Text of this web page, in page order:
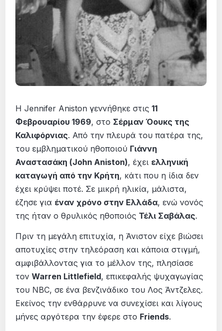
Η Jennifer Aniston γεννήθηκε στις11
Φεβρουαρίου 1969, στο Σέρμαν Όουκς της
Καλιφόρνιας. Από την πλευρά του πατέρα της,
του εμβληματικού ηθοποιού Γιάννη
Αναστασάκη (John Aniston), έχει ελληνική
καταγωγή από την Κρήτη, κάτι που η ίδια δεν
έχει κρύψει ποτέ. Σε μικρή ηλικία, μάλιστα,
έζησε για έναν χρόνο στην Ελλάδα, ενώ νονός
της ήταν ο θρυλικός ηθοποιός Τέλι Σαβάλας.
Πριν τη μεγάλη επιτυχία, η Άνιστον είχε βιώσει
αποτυχίες στην τηλεόραση και κάποια στιγμή,
αμφιβάλλοντας για το μέλλον της, πλησίασε
τονWarren Littlefield, επικεφαλής ψυχαγωγίας
του NBC, σε ένα βενζινάδικο του Λος Άντζελες.
Εκείνος την ενθάρρυνε να συνεχίσει και λίγους
μήνες αργότερα την έφερε στο Friends.